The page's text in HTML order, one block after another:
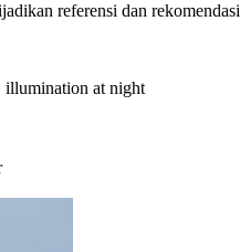
referensi dan rekomendasi
illumination at night